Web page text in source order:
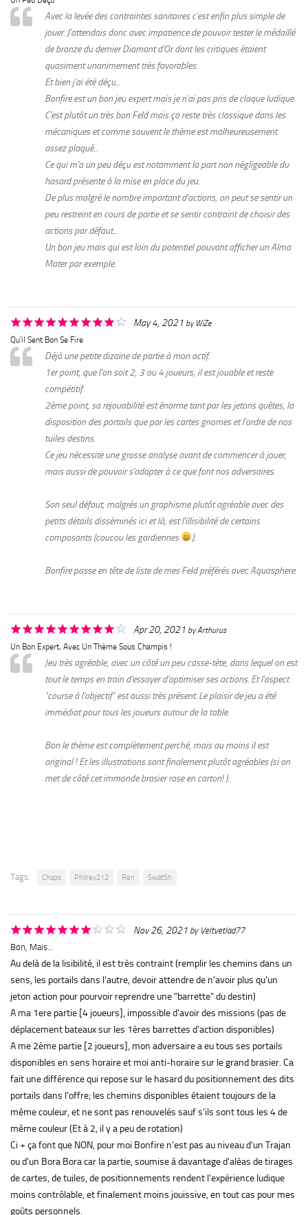
Avec la levée des contraintes sanitaires c'est enfin plus simple de
jouer. J'attendais donc avec impatience de pouvoir tester le médaillé
de bronze du dernier Diamant d'Or dont les critiques étaient
quasiment unanimement très favorables.
Et bien j'ai été déçu...
Bonfire est un bon jeu expert mais je n'ai pas pris de claque ludique.
C'est plutôt un très bon Feld mais ça reste très classique dans les
mécaniques et comme souvent le thème est malheureusement
assez plaqué...
Ce qui m'a un peu déçu est notamment la part non négligeable du
hasard présente à la mise en place du jeu.
De plus malgré le nombre important d'actions, on peut se sentir un
peu restreint en cours de partie et se sentir contraint de choisir des
actions par défaut...
Un bon jeu mais qui est loin du potentiel pouvant afficher un Alma
Mater par exemple.
May 4, 2021 by WiZe
Qu'il Sent Bon Se Fire
Déjà une petite dizaine de partie à mon actif.
1er point, que l'on soit 2, 3 ou 4 joueurs, il est jouable et reste
compétitif.
2ème point, sa rejouabilité est énorme tant par les jetons quêtes, la
disposition des portails que par les cartes gnomes et l'ordre de nos
tuiles destins.
Ce jeu nécessite une grosse analyse avant de commencer à jouer,
mais aussi de pouvoir s'adapter à ce que font nos adversaires.
Son seul défaut, malgrés un graphisme plutôt agréable avec des
petits détails disséminés ici et là, est l'illisibilité de certains
composants (coucou les gardiennes
).
Bonfire passe en tête de liste de mes Feld préférés avec Aquasphere.
Apr 20, 2021 byArthurus
Un Bon Expert, Avec Un Thème Sous Champis !
Jeu très agréable, avec un côté un peu casse-tête, dans lequel on est
tout le temps en train d'essayer d'optimiser ses actions. Et l'aspect
"course à l'objectif" est aussi très présent. Le plaisir de jeu a été
immédiat pour tous les joueurs autour de la table.
Bon le thème est complètement perché, mais au moins il est
original ! Et les illustrations sont finalement plutôt agréables (si on
met de côté cet immonde brasier rose en carton! ).
Tags: Chaps Philrey212 Ren SwatSh
Nov 26, 2021 by Veltvetlad77
Bon, Mais...
Au delà de la lisibilité, il est très contraint (remplir les chemins dans un
sens, les portails dans l'autre, devoir attendre de n'avoir plus qu'un
jeton action pour pourvoir reprendre une "barrette" du destin)
A ma 1ere partie [4 joueurs], impossible d'avoir des missions (pas de
déplacement bateaux sur les 1ères barrettes d'action disponibles)
A me 2ème partie [2 joueurs], mon adversaire a eu tous ses portails
disponibles en sens horaire et moi anti-horaire sur le grand brasier. Ca
fait une différence qui repose sur le hasard du positionnement des dits
portails dans l'offre; les chemins disponibles étaient toujours de la
même couleur, et ne sont pas renouvelés sauf s'ils sont tous les 4 de
même couleur (Et à 2, il y a peu de rotation)
Ci + ça font que NON, pour moi Bonfire n'est pas au niveau d'un Trajan
ou d'un Bora Bora car la partie, soumise à davantage d'aléas de tirages
de cartes, de tuiles, de positionnements rendent l'expérience ludique
moins contrôlable, et finalement moins jouissive, en tout cas pour mes
goûts personnels.